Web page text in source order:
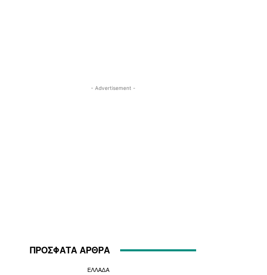
- Advertisement -
ΠΡΟΣΦΑΤΑ ΑΡΘΡΑ
ΕΛΛΑΔΑ